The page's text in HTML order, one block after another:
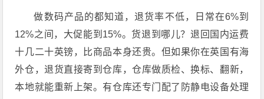
做数码产品的都知道，退货率不低，日常在6%到
12%之间，大促能到15%。货退到哪儿？退回国内运费
十几二十英镑，比商品本身还贵。但如果你在英国有海
外仓，退货直接寄到仓库，仓库做质检、换标、翻新，
本地就能重新上架。有仓库还专门配了防静电设备处理